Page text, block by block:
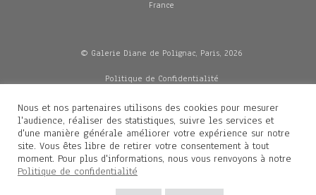
France
© Galerie Diane de Polignac, Paris, 2026
Politique de Confidentialité
Mentions légales
Livraisons
Contacts
Diane de Polignac
Nous et nos partenaires utilisons des cookies pour mesurer
l'audience, réaliser des statistiques, suivre les services et
d'une manière générale améliorer votre expérience sur notre
site. Vous êtes libre de retirer votre consentement à tout
moment. Pour plus d'informations, nous vous renvoyons à notre
Politique de confidentialité